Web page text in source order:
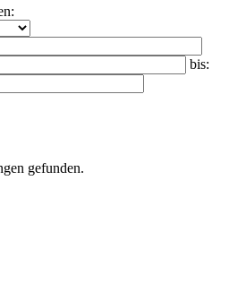
bis:
gefunden.